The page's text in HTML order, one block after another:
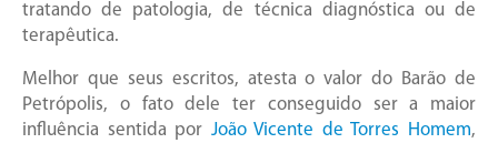
tratando de patologia, de técnica diagnóstica ou de
terapêutica.
Melhor que seus escritos, atesta o valor do Barão de
Petrópolis, o fato dele ter conseguido ser a maior
influência sentida por João Vicente de Torres Homem,